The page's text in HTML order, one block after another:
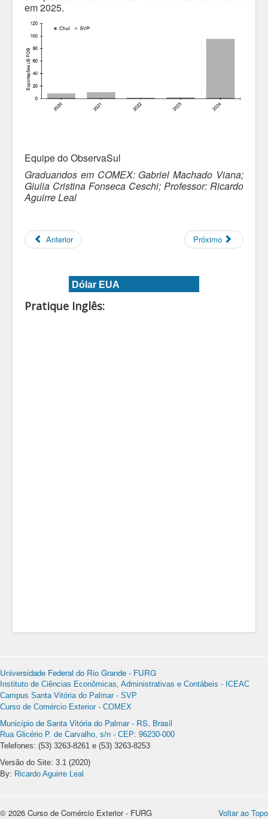
em 2025.
Equipe do ObservaSul
Graduandos em COMEX: Gabriel Machado Viana;
Giulia Cristina Fonseca Ceschi; Professor: Ricardo
Aguirre Leal
Anterior Próximo
Dólar EUA
Pratique Inglês:
Universidade Federal do Rio Grande - FURG
Instituto de Ciências Econômicas, Administrativas e Contábeis - ICEAC
Campus Santa Vitória do Palmar - SVP
Curso de Comércio Exterior - COMEX
Município de Santa Vitória do Palmar - RS, Brasil
Rua Glicério P. de Carvalho, s/n - CEP: 96230-000
Telefones: (53) 3263-8261 e (53) 3263-8253
Versão do Site: 3.1 (2020)
By: Ricardo Aguirre Leal
Voltar ao Topo
© 2026 Curso de Comércio Exterior - FURG